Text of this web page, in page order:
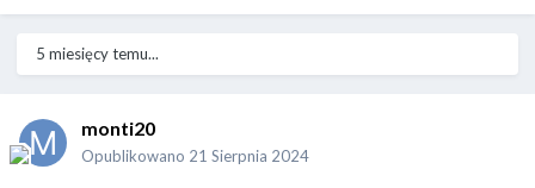
5 miesięcy temu...
monti20
Opublikowano 21 Sierpnia 2024